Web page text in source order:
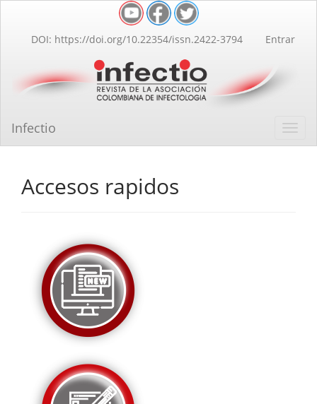
Contenido
principal
lateral
DOI: https://doi.org/10.22354/issn.2422-3794 Entrar
Infectio
Accesos rapidos